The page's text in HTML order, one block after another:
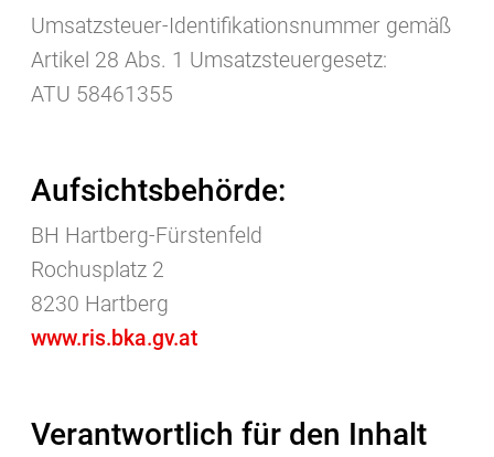
Umsatzsteuer-Identifikationsnummer gemäß
Artikel 28 Abs. 1 Umsatzsteuergesetz:
ATU 58461355
Aufsichtsbehörde:
BH Hartberg-Fürstenfeld
Rochusplatz 2
8230 Hartberg
www.ris.bka.gv.at
Verantwortlich für den Inhalt